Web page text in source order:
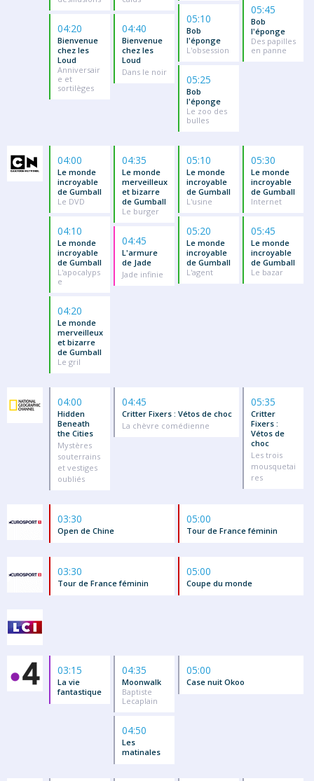
04:20
Bienvenue
chez les
Loud
Anniversair
e et
sortilèges
04:40
Bienvenue
chez les
Loud
Dans le noir
05:10
Bob
l'éponge
L'obsession
05:25
Bob
l'éponge
Le zoo des
bulles
05:45
Bob
l'éponge
Des papilles
en panne
04:00
Le monde
incroyable
de Gumball
Le DVD
04:10
Le monde
incroyable
de Gumball
L'apocalyps
e
04:20
Le monde
merveilleux
et bizarre
de Gumball
Le gril
04:35
Le monde
merveilleux
et bizarre
de Gumball
Le burger
04:45
L'armure
de Jade
Jade infinie
05:10
Le monde
incroyable
de Gumball
L'usine
05:20
Le monde
incroyable
de Gumball
L'agent
05:30
Le monde
incroyable
de Gumball
Internet
05:45
Le monde
incroyable
de Gumball
Le bazar
04:00
Hidden
Beneath
the Cities
Mystères
souterrains
et vestiges
oubliés
04:45
Critter Fixers : Vétos de choc
La chèvre comédienne
05:35
Critter
Fixers :
Vétos de
choc
Les trois
mousquetai
res
03:30
Open de Chine
05:00
Tour de France féminin
03:30
Tour de France féminin
05:00
Coupe du monde
03:15
La vie
fantastique
04:35
Moonwalk
Baptiste
Lecaplain
04:50
Les
matinales
05:00
Case nuit Okoo